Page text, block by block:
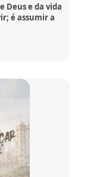
Deus e da vida
é assumir a